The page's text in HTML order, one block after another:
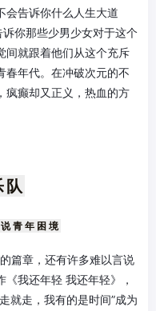
会告诉你什么人生大道
你那些少男少女对于这个
间就跟着他们从这个充斥
春年代。在冲破次元的不
疯癫却又正义，热血的方
队
青年困境
篇章，还有许多难以言说
我还年轻 我还年轻》，
就走，我有的是时间”成为